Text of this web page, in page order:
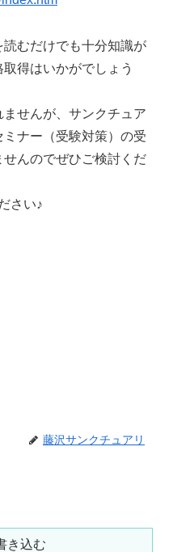
むだけでも十分知識が
得はいかがでしょう
せんが、サンクチュア
ナー（受験対策）の受
んのでぜひご検討くだ
さい♪
藤沢サンクチュアリ
き込む